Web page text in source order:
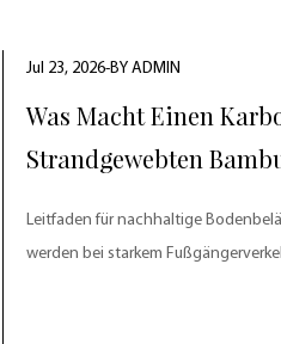
Jul 23, 2026-BY ADMIN
Was Macht Einen
Strandgewebten
Leitfaden für nachhaltige Bodenbeläge Standard-
werden bei starkem